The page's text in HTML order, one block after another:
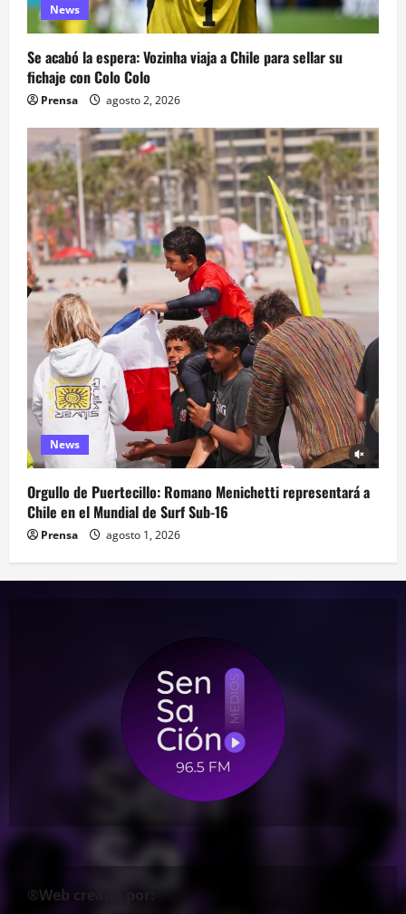
News
Se acabó la espera: Vozinha viaja a Chile para sellar su
fichaje con Colo Colo
Prensa agosto 2, 2026
News
Orgullo de Puertecillo: Romano Menichetti representará a
Chile en el Mundial de Surf Sub-16
Prensa agosto 1, 2026
®Web creada por: